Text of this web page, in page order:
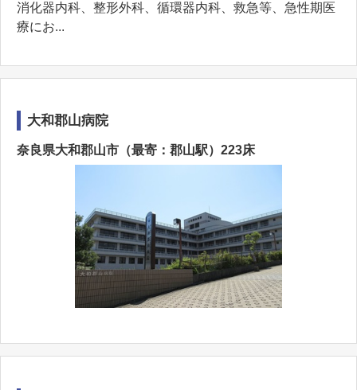
消化器内科、整形外科、循環器内科、救急等、急性期医
療にお...
大和郡山病院
奈良県大和郡山市（最寄：郡山駅）223床